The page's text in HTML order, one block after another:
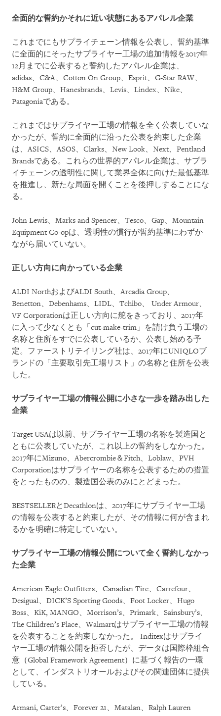
全面的な誓約かそれに近い状態にあるアパレル企業
これまでにもサプライチェーン情報を公表し、誓約基準
に全面的にそったサプライヤー工場の追加情報を2017年
12月までに公表すると誓約したアパレル企業は、
adidas、C&A、Cotton On Group、Esprit、G-Star RAW、
H&M Group、Hanesbrands、Levis、Lindex、Nike、
Patagoniaである。
これまではサプライヤー工場の情報を全く公表していな
かったが、誓約に全面的に沿った公表を約束した企業
は、ASICS、ASOS、Clarks、New Look、Next、Pentland
Brandsである。これらの世界的アパレル企業は、サプラ
イチェーンの透明性に関して業界全体に向けた最低基準
を推進し、新たな局面を開くことを後押しすることにな
る。
John Lewis、Marks and Spencer、Tesco、Gap、Mountain
Equipment Co-opは、透明性の慣行が誓約基準にわずか
ながら届いていない。
正しい方向に向かっている企業
ALDI NorthおよびALDI South、Arcadia Group、
Benetton、Debenhams、LIDL、Tchibo、 Under Armour、
VF Corporationは正しい方向に舵をきっており、2017年
に入って少なくとも「cut-make-trim」を請け負う工場の
名称と住所をすでに公表しているか、公表し始める予
定。ファーストリテイリング社は、2017年にUNIQLOブ
ランドの「主要取引先工場リスト」の名称と住所を公表
した。
サプライヤー工場の情報公開に小さな一歩を踏み出した
企業
Target USAは以前、サプライヤー工場の名称を製造国と
ともに公表していたが、これ以上の誓約をしなかった。
2017年にMizuno、Abercrombie＆Fitch、Loblaw、PVH
Corporationはサプライヤーの名称を公表するための措置
をとったものの、製造国公表のみにとどまった。
BESTSELLERとDecathlonは、2017年にサプライヤー工場
の情報を公表すると約束したが、その情報に何が含まれ
るかを明確に特定していない。
サプライヤー工場の情報公開について全く誓約しなかっ
た企業
American Eagle Outfitters、Canadian Tire、Carrefour、
Desigual、DICK’S Sporting Goods、Foot Locker、Hugo
Boss、KiK, MANGO、Morrison’s、Primark、Sainsbury’s、
The Children’s Place、Walmartはサプライヤー工場の情報
を公表することを約束しなかった。 Inditexはサプライ
ヤー工場の情報公開を拒否したが、データは国際枠組合
意（Global Framework Agreement）に基づく報告の一環
として、インダストリオールおよびその関連団体に提供
している。
Armani, Carter’s、Forever 21、Matalan、Ralph Lauren